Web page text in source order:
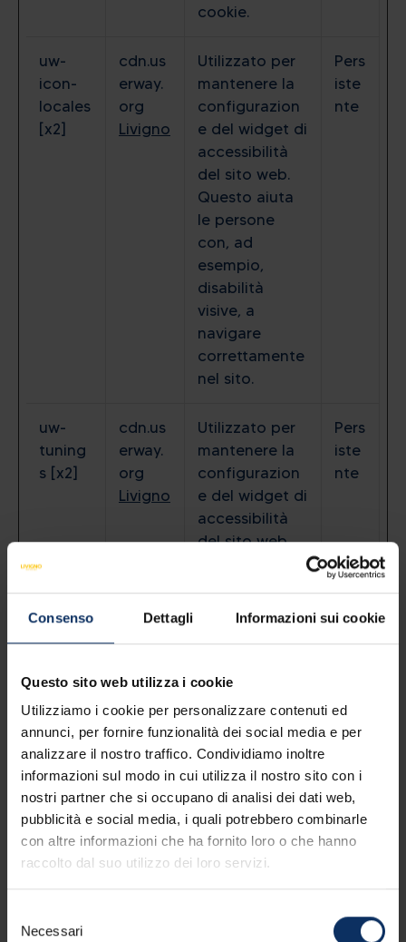
Consenso Dettagli Informazioni sui cookie
Questo sito web utilizza i cookie
Utilizziamo i cookie per personalizzare contenuti ed
annunci, per fornire funzionalità dei social media e per
analizzare il nostro traffico. Condividiamo inoltre
informazioni sul modo in cui utilizza il nostro sito con i
nostri partner che si occupano di analisi dei dati web,
pubblicità e social media, i quali potrebbero combinarle
con altre informazioni che ha fornito loro o che hanno
raccolto dal suo utilizzo dei loro servizi.
delNecessari
cookie.
uw-
icon-
locales
[x2]
cdn.us
erway.
org
Livigno
Utilizzato per
mantenere la
configurazion
e del widget di
accessibilità
del sito web.
Questo aiuta
le persone
con, ad
esempio,
disabilità
visive, a
navigare
correttamente
nel sito.
Pers
iste
nte
uw-
tuning
s [x2]
cdn.us
erway.
org
Livigno
Utilizzato per
mantenere la
configurazion
e del widget di
accessibilità
del sito web.
con, ad
visive, a
correttamente
nel sito.
Pers
iste
nte
uw-
tuning
s-
checks
um
cdn.us
erway.
org
Livigno
Utilizzato per
mantenere la
configurazion
e del widget di
accessibilità
Pers
iste
nte